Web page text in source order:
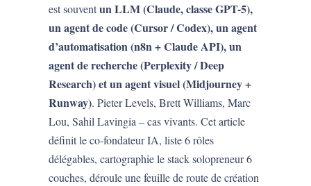
est souventun LLM (Claude, classe GPT-5),
un agent de code (Cursor / Codex), un agent
d’automatisation (n8n + Claude API), un
agent de recherche (Perplexity / Deep
Research) et un agent visuel (Midjourney +
Runway). Pieter Levels, Brett Williams, Marc
Lou, Sahil Lavingia – cas vivants. Cet article
définit le co-fondateur IA, liste 6 rôles
délégables, cartographie le stack solopreneur 6
couches, déroule une feuille de route de création